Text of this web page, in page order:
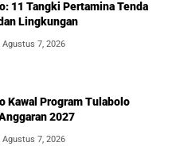
11 Tangki Pertamina Tenda
Lingkungan
Agustus 7, 2026
Kawal Program Tulabolo
2027
Agustus 7, 2026